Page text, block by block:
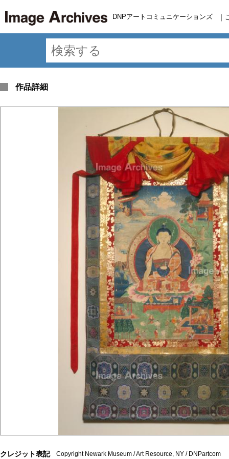
DNPアートコミュニケーションズ ｜
作品詳細
クレジット表記 Copyright Newark Museum / Art Resource, NY / DNPartcom